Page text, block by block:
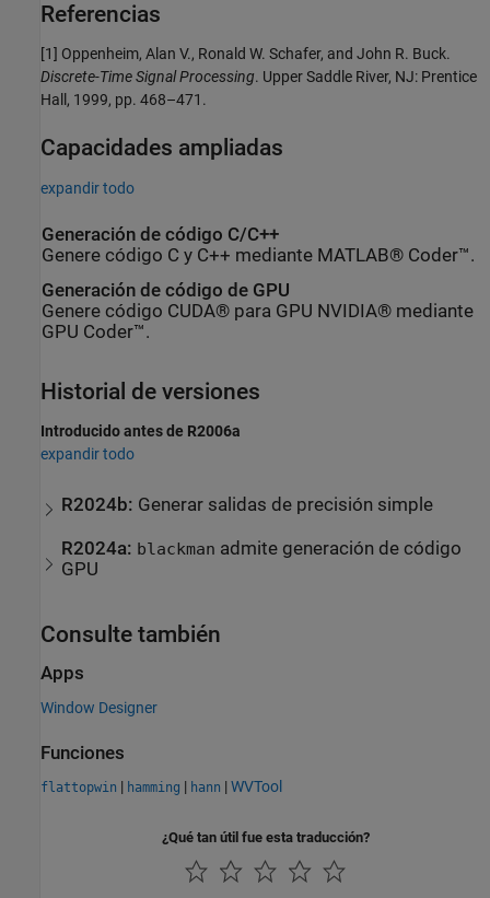
Referencias
[1] Oppenheim, Alan V., Ronald W. Schafer, and John R. Buck.
Discrete-Time Signal Processing. Upper Saddle River, NJ: Prentice
Hall, 1999, pp. 468–471.
Capacidades ampliadas
expandir todo
Generación de código C/C++
Genere código C y C++ mediante MATLAB® Coder™.
Generación de código de GPU
Genere código CUDA® para GPU NVIDIA® mediante
GPU Coder™.
Historial de versiones
Introducido antes de R2006a
expandir todo
R2024b: Generar salidas de precisión simple
R2024a: blackman admite generación de código
GPU
Consulte también
Apps
Window Designer
Funciones
flattopwin | hamming | hann |WVTool
¿Qué tan útil fue esta traducción?